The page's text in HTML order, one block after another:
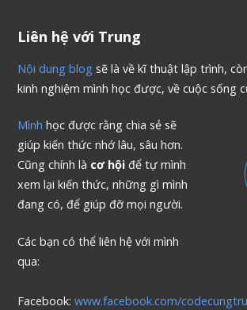
Liên hệ với Trung
Nội dung blog sẽ là về kĩ thuật lập trình,
kinh nghiệm mình học được, về cuộc sống
Mình học được rằng chia sẻ sẽ
giúp kiến thức nhớ lâu, sâu hơn.
Cũng chính là cơ hội để tự mình
xem lại kiến thức, những gì mình
đang có, để giúp đỡ mọi người.
Các bạn có thể liên hệ với mình
qua:
Facebook:www.facebook.com/